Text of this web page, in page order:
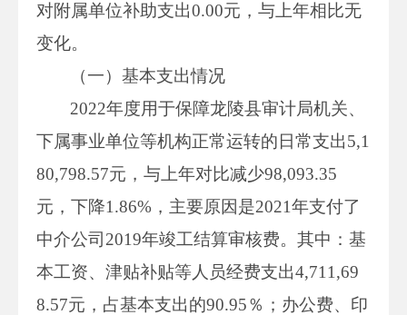
对附属单位补助支出0.00元，与上年相比无
变化。
（一）基本支出情况
2022年度用于保障龙陵县审计局机关、
下属事业单位等机构正常运转的日常支出5,1
80,798.57元，与上年对比减少98,093.35
元，下降1.86%，主要原因是2021年支付了
中介公司2019年竣工结算审核费。其中：基
本工资、津贴补贴等人员经费支出4,711,69
8.57元，占基本支出的90.95％；办公费、印